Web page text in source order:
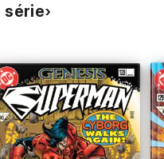
série